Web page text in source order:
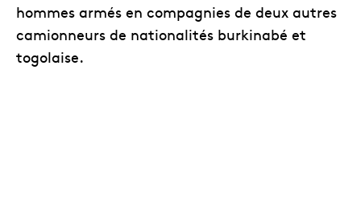
hommes armés en compagnies de deux autres
camionneurs de nationalités burkinabé et
togolaise.